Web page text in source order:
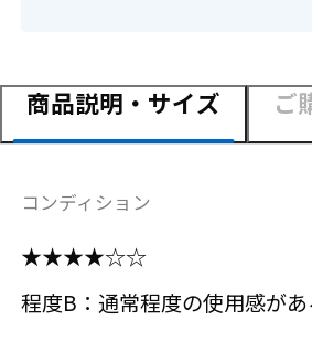
商品説明・サイズ ご
コンディション
★★★★☆☆
程度B：通常程度の使用感が